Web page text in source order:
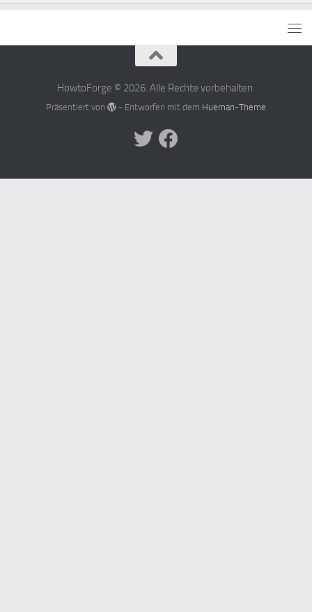
HowtoForge © 2026. Alle Rechte vorbehalten.
Präsentiert von - Entworfen mit dem Hueman-Theme